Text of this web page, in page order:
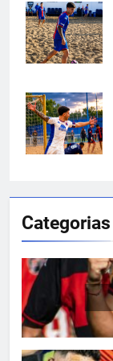
Categorias